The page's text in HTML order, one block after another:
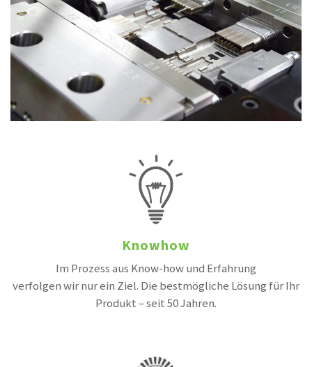
Knowhow
Im Prozess aus Know-how und Erfahrung
verfolgen wir nur ein Ziel. Die bestmögliche Lösung für Ihr
Produkt – seit 50 Jahren.